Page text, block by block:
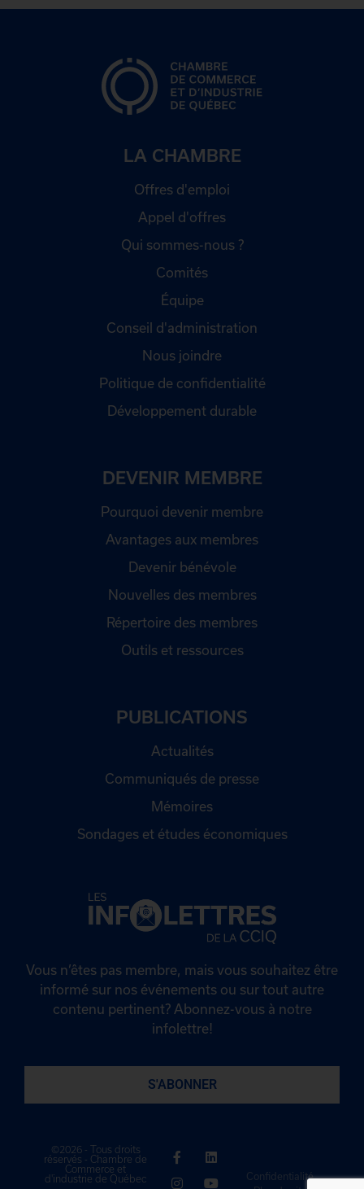
commerce de Québec
LA CHAMBRE
Offres d'emploi
Appel d'offres
Qui sommes-nous ?
Comités
Équipe
Conseil d'administration
Nous joindre
Politique de confidentialité
Développement durable
DEVENIR MEMBRE
Pourquoi devenir membre
Avantages aux membres
Devenir bénévole
Nouvelles des membres
Répertoire des membres
Outils et ressources
PUBLICATIONS
Actualités
Communiqués de presse
Mémoires
Sondages et études économiques
Vous n’êtes pas membre, mais vous souhaitez être
informé sur nos événements ou sur tout autre
contenu pertinent? Abonnez-vous à notre
infolettre!
S'ABONNER
©2026 - Tous droits
réservés - Chambre de
Commerce et
d'industrie de Québec
Confidentialité